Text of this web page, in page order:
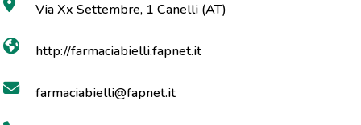
Via Xx Settembre, 1 Canelli (AT)
http://farmaciabielli.fapnet.it
farmaciabielli@fapnet.it